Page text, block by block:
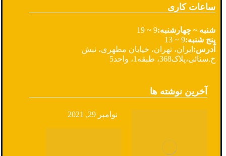
ساعات کاری
شنبه ~ چهارشنبه:9 ~ 19
پنج شنبه:9 ~ 13
آدرس: ایران، تهران، خیابان مطهری، نبش
خ.سنائی،پلاک368، طبقه1، واحد5
آخرین نوشته ها
نوامبر 29, 2021